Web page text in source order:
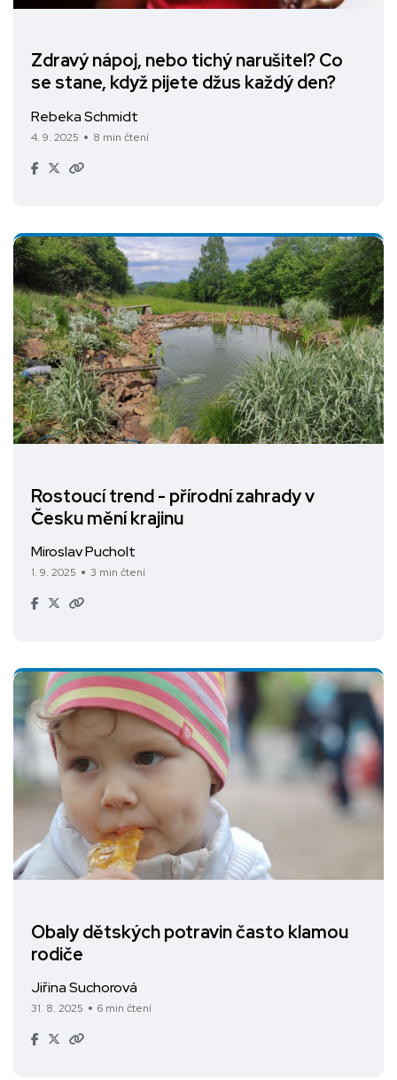
Zdravý nápoj, nebo tichý narušitel? Co
se stane, když pijete džus každý den?
Rebeka Schmidt
4. 9. 2025 8 min čtení
Rostoucí trend - přírodní zahrady v
Česku mění krajinu
Miroslav Pucholt
1. 9. 2025 3 min čtení
Obaly dětských potravin často klamou
rodiče
Jiřina Suchorová
31. 8. 2025 6 min čtení